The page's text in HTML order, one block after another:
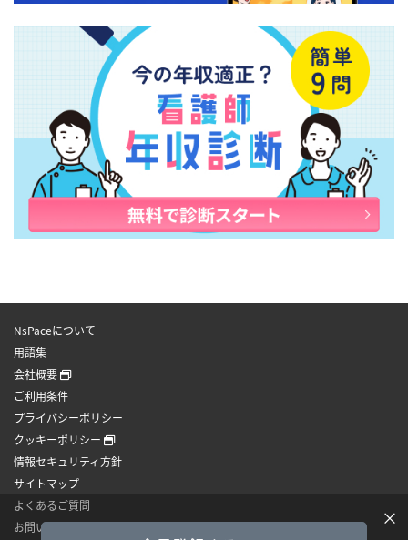
×
NsPaceについて
用語集
会社概要
ご利用条件
プライバシーポリシー
クッキーポリシー
情報セキュリティ方針
サイトマップ
よくあるご質問
お問い合わせ